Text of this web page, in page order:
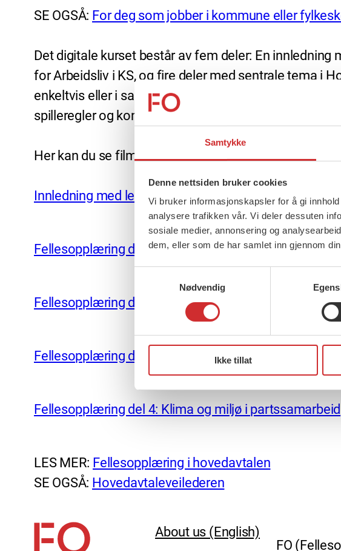
Samtykke
Denne nettsiden bruker cookies
Vi bruker informasjonskapsler for å gi
analysere trafikken vår. Vi deler dessuten
sosiale medier, annonsering og
dem, eller som de har samlet inn gjennom
Nødvendig
Ikke tillat
SE OGSÅ: For deg som jobber i kommune eller
Det digitale kurset består av fem deler: En
for Arbeidsliv i KS, og fire deler med sentrale tema i
enkeltvis eller i sammenheng, men det anbefales at
spilleregler og kontaktformer sees i sammenheng.
Her kan du se filmene:
Innledning med lederne for hver av de fire
Fellesopplæring del 1: Hovedavtalens formål og
Fellesopplæring del 2: Formelle spilleregler og
Fellesopplæring del 3: Tillitsvalgtordningen – Struktur
Fellesopplæring del 4: Klima og miljø i partssamarbeid
LES MER: Fellesopplæring i hovedavtalen
SE OGSÅ: Hovedavtaleveilederen
About us (English)
FO